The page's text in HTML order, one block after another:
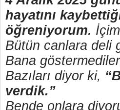
hayatını
öğreniyorum.
Bütün canlara deli
Bana
Bazıları diyor ki,
verdik.”
Bende onlara